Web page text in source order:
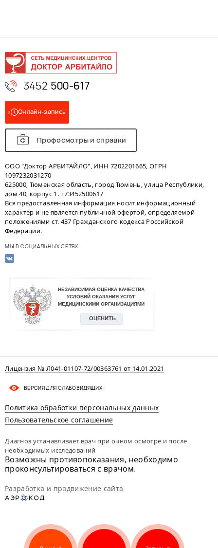
3452 500-617
Онлайн-запись
Профосмотры и справки
ООО "Доктор АРБИТАЙЛО", ИНН 7202201665, ОГРН
1097232031270
625000, Тюменская область, город Тюмень, улица Республики,
дом 40, корпус 1. +73452500617
Вся предоставленная информация носит информационный
характер и не является публичной офертой, определяемой
положениями ст. 437 Гражданского кодекса Российской
Федерации.
МЫ В СОЦИАЛЬНЫХ СЕТЯХ:
Лицензия № Л041-01107-72/00363761 от 14.01.2021
ВЕРСИЯ ДЛЯ СЛАБОВИДЯЩИХ
Политика обработки персональных данных
Пользовательское соглашение
Диагноз устанавливает врач при очном осмотре и после
необходимых исследований
Возможны противопоказания, необходимо
проконсультироваться с врачом.
Разработка и продвижение сайта